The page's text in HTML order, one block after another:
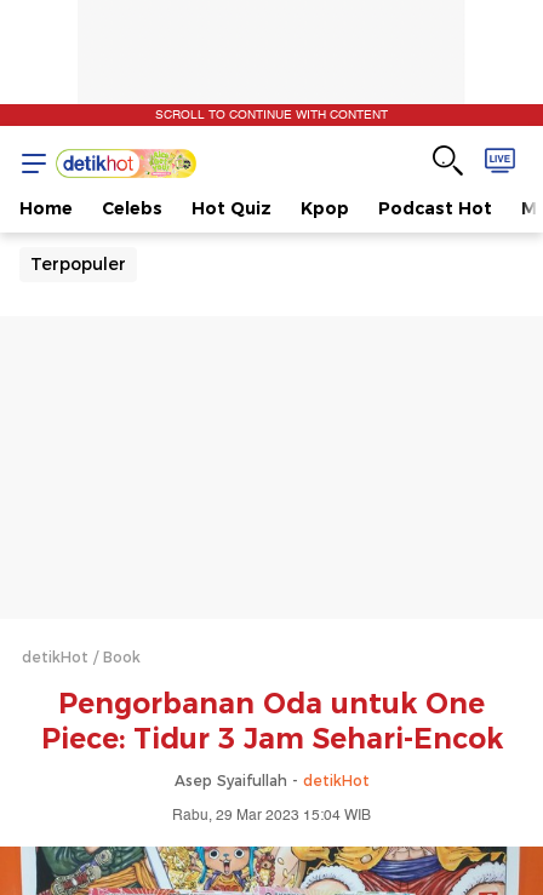
SCROLL TO CONTINUE WITH CONTENT
Home Celebs Hot Quiz Kpop Podcast Hot
Terpopuler
detikHot Book
Pengorbanan Oda untuk One
Piece: Tidur 3 Jam Sehari-Encok
Asep Syaifullah - detikHot
Rabu, 29 Mar 2023 15:04 WIB